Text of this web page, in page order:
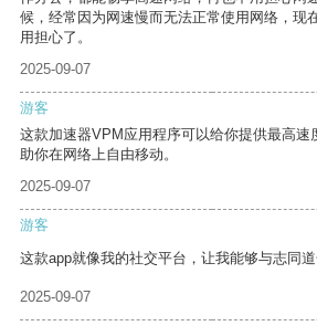
候，经常因为网速慢而无法正常使用网络，现
用担心了。
2025-09-07
游客
这款加速器VPM应用程序可以给你提供最高速
助你在网络上自由移动。
2025-09-07
游客
这款app就像我的社交平台，让我能够与志同道
2025-09-07